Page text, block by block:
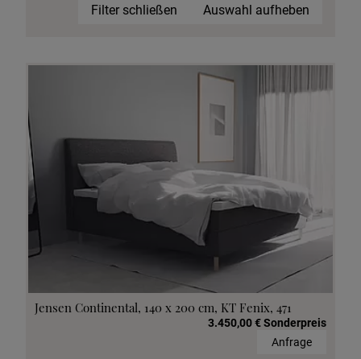
Filter schließen Auswahl aufheben
Jensen Continental, 140 x 200 cm, KT Fenix, 471
3.450,00 € Sonderpreis
Anfrage